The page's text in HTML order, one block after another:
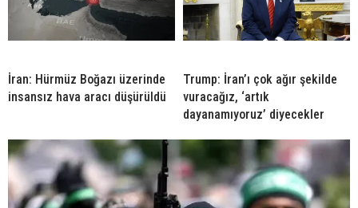
İran: Hürmüz Boğazı üzerinde
insansız hava aracı düşürüldü
Trump: İran’ı çok ağır şekilde
vuracağız, ‘artık
dayanamıyoruz’ diyecekler